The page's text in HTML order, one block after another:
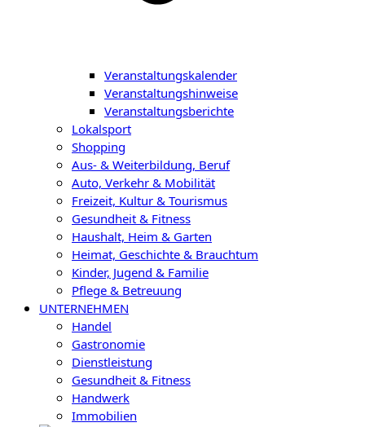
Veranstaltungskalender
Veranstaltungshinweise
Veranstaltungsberichte
Lokalsport
Shopping
Aus- & Weiterbildung, Beruf
Auto, Verkehr & Mobilität
Freizeit, Kultur & Tourismus
Gesundheit & Fitness
Haushalt, Heim & Garten
Heimat, Geschichte & Brauchtum
Kinder, Jugend & Familie
Pflege & Betreuung
UNTERNEHMEN
Handel
Gastronomie
Dienstleistung
Gesundheit & Fitness
Handwerk
Immobilien